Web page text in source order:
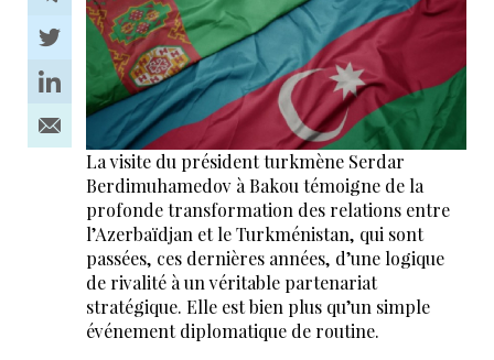
La visite du président turkmène Serdar
Berdimuhamedov à Bakou témoigne de la
profonde transformation des relations entre
l’Azerbaïdjan et le Turkménistan, qui sont
passées, ces dernières années, d’une logique
de rivalité à un véritable partenariat
stratégique. Elle est bien plus qu’un simple
événement diplomatique de routine.